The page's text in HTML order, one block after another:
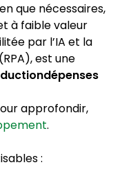
que nécessaires,
à faible valeur
par l’IA et la
est une
approfondir,
.
: